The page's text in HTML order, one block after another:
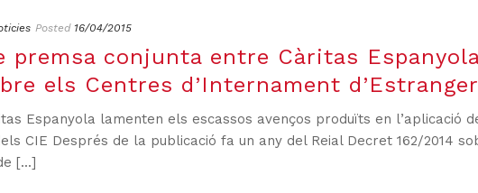
Posted 16/04/2015
premsa conjunta entre Càritas
els Centres d’Internament
Espanyola lamenten els escassos avenços produïts en l’aplicació
CIE Després de la publicació fa un any del Reial Decret 162/2014
[...]